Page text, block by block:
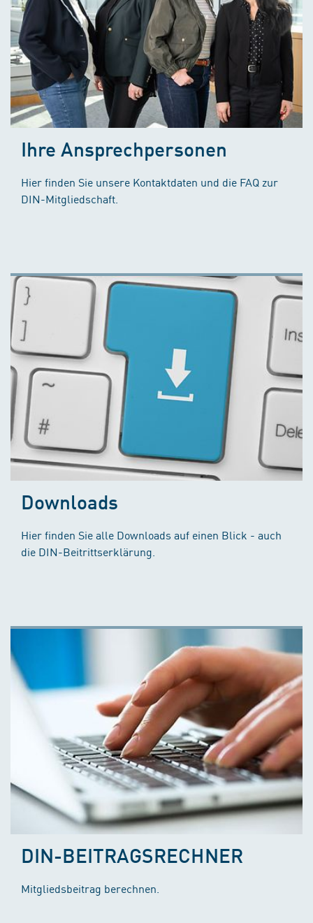
Ihre Ansprechpersonen
Hier finden Sie unsere Kontaktdaten und die FAQ zur
DIN-Mitgliedschaft.
Downloads
Hier finden Sie alle Downloads auf einen Blick - auch
die DIN-Beitrittserklärung.
DIN-BEITRAGSRECHNER
Mitgliedsbeitrag berechnen.